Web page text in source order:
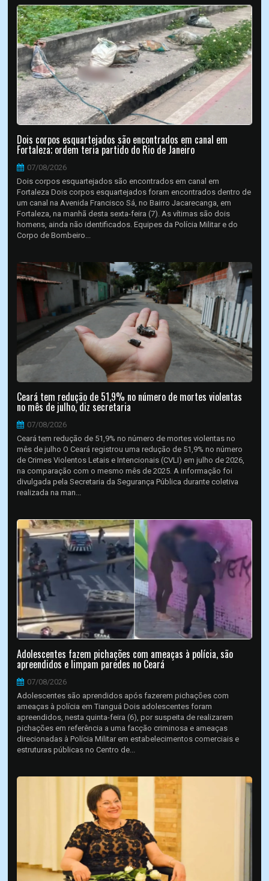
Dois corpos esquartejados são encontrados em canal em
Fortaleza; ordem teria partido do Rio de Janeiro
07/08/2026
Dois corpos esquartejados são encontrados em canal em
Fortaleza Dois corpos esquartejados foram encontrados dentro de
um canal na Avenida Francisco Sá, no Bairro Jacarecanga, em
Fortaleza, na manhã desta sexta-feira (7). As vítimas são dois
homens, ainda não identificados. Equipes da Polícia Militar e do
Corpo de Bombeiro...
Ceará tem redução de 51,9% no número de mortes violentas
no mês de julho, diz secretaria
07/08/2026
Ceará tem redução de 51,9% no número de mortes violentas no
mês de julho O Ceará registrou uma redução de 51,9% no número
de Crimes Violentos Letais e Intencionais (CVLI) em julho de 2026,
na comparação com o mesmo mês de 2025. A informação foi
divulgada pela Secretaria da Segurança Pública durante coletiva
realizada na man...
Adolescentes fazem pichações com ameaças à polícia, são
apreendidos e limpam paredes no Ceará
07/08/2026
Adolescentes são aprendidos após fazerem pichações com
ameaças à polícia em Tianguá Dois adolescentes foram
apreendidos, nesta quinta-feira (6), por suspeita de realizarem
pichações em referência a uma facção criminosa e ameaças
direcionadas à Polícia Militar em estabelecimentos comerciais e
estruturas públicas no Centro de...